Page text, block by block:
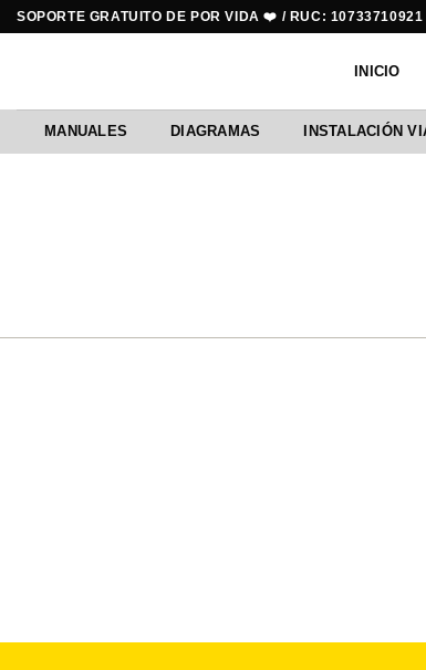
Saltar
SOPORTE GRATUITO DE POR VIDA ❤️ / RUC: 10733710921
INICIO
MANUALES DIAGRAMAS INSTALACIÓN